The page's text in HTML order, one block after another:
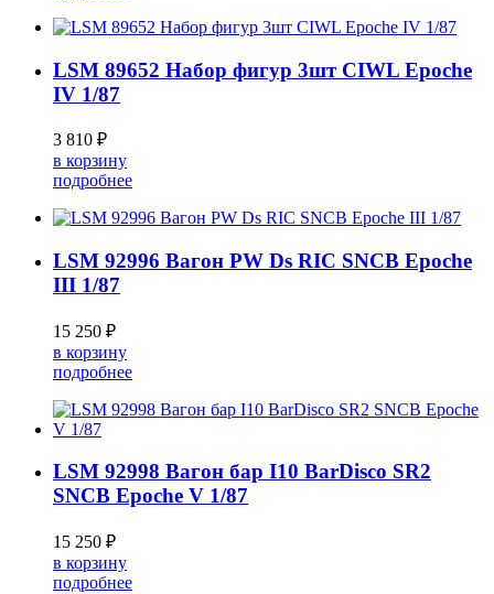
LSM 89652 Набор фигур 3шт CIWL Epoche
IV 1/87
3 810 ₽
в корзину
подробнее
LSM 92996 Вагон PW Ds RIC SNCB Epoche
III 1/87
15 250 ₽
в корзину
подробнее
LSM 92998 Вагон бар I10 BarDisco SR2
SNCB Epoche V 1/87
15 250 ₽
в корзину
подробнее